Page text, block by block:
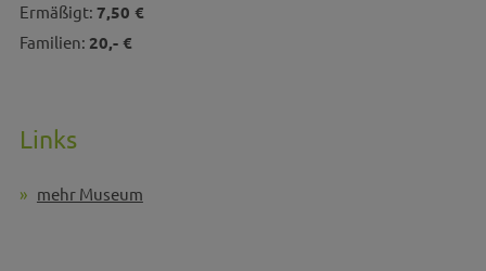
Ermäßigt: 7,50 €
Familien: 20,- €
Links
mehr Museum